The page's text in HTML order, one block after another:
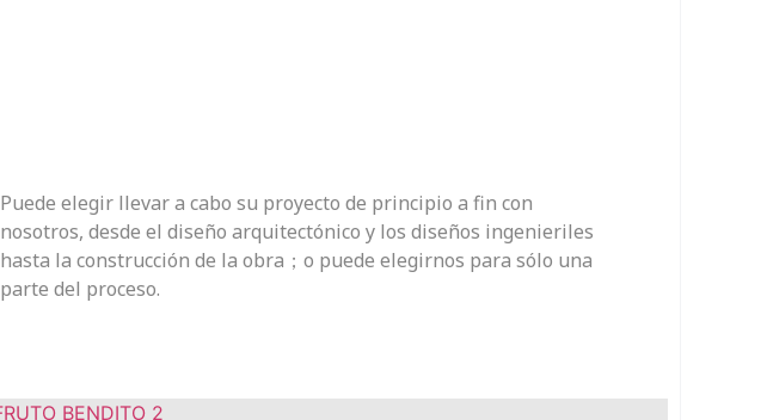
Puede elegir llevar a cabo su proyecto de principio a fin con
nosotros, desde el diseño arquitectónico y los diseños ingenieriles
hasta la construcción de la obra；o puede elegirnos para sólo una
parte del proceso.